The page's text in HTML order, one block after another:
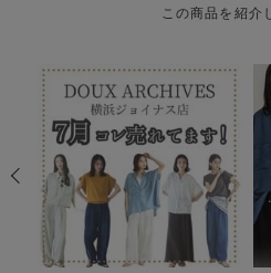
この商品を紹介